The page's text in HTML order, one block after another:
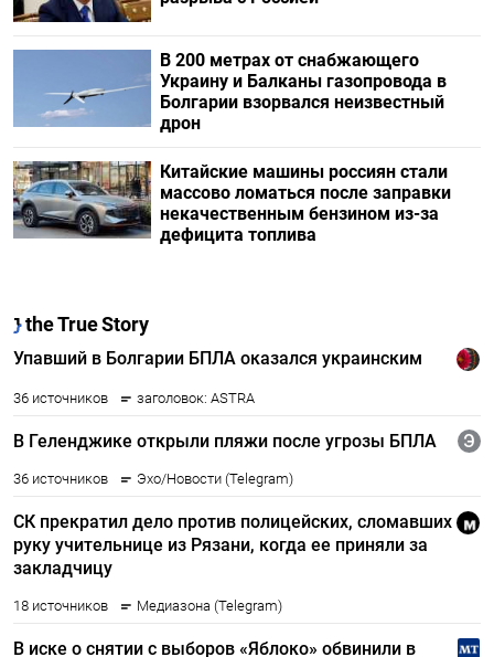
В 200 метрах от снабжающего
Украину и Балканы газопровода в
Болгарии взорвался неизвестный
дрон
Китайские машины россиян стали
массово ломаться после заправки
некачественным бензином из-за
дефицита топлива